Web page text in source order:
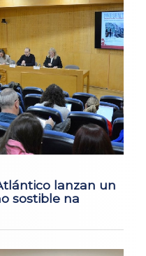
lanzan un
sostible na